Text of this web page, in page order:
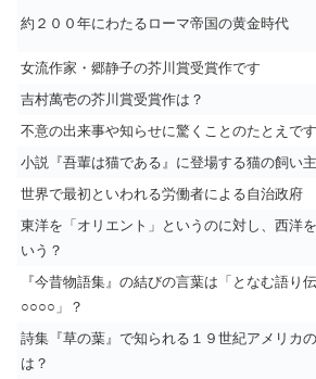
約２００年にわたるローマ帝国の黄金時代
女流作家・郷静子の芥川賞受賞作です
吉村萬壱の芥川賞受賞作は？
不意の出来事や知らせに驚くことのたとえです
小説『吾輩は猫である』に登場する猫の飼い
世界で最初といわれる労働者による自治政府
東洋を「オリエント」というのに対し、西洋
いう？
『今昔物語集』の結びの言葉は「となむ語り伝
○○○○」？
詩集『草の葉』で知られる１９世紀アメリカ
は？